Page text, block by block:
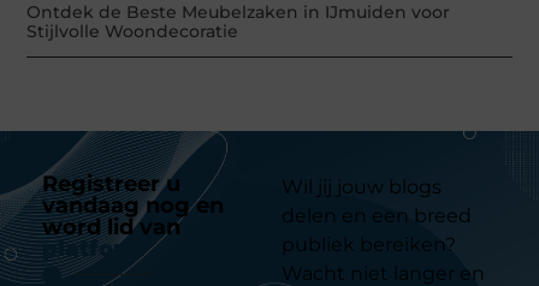
Ontdek de Beste Meubelzaken in IJmuiden voor
Stijlvolle Woondecoratie
Registreer u
vandaag nog en
word lid van
platform
Wil jij jouw blogs
delen en een breed
publiek bereiken?
Wacht niet langer en